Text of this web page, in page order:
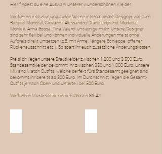
Hier findest du eine Auswahl unserer wunderschönen Kleider.
Wir führen exklusive und ausgefallene internationale Designer wie zum
Beispiel Monreal, Giovanna Alessandro, Diane Legrand, Modeca,
Morilee, Anna Sposa, Tina Valerdi und einige mehr. Unsere Designer
sind sehr flexibel und können individuelle Änderungen meist ohne
Aufpreis direkt umsetzen (z.B. mit Ärmel, längere Schleppe, offener
Rückenausschnitt etc.). So spart ihr euch zusätzliche Änderungskosten.
Preislich liegen unsere Brautkleider zwischen 1.200 und 3.500 Euro.
Standesamtkleider bekommt ihr zwischen 350 und 1.000 Euro. Unsere
Mix and Match Outfits, welche perfekt fürs Standesamt geeignet sind,
bekommt ihr bereits ab 300 Euro. Im Durchschnitt liegen die Gesamt-
Outfits je nach Ober- und Unterteil bei 500 Euro.
Wir führen Musterkleider in den Größen 36-42.